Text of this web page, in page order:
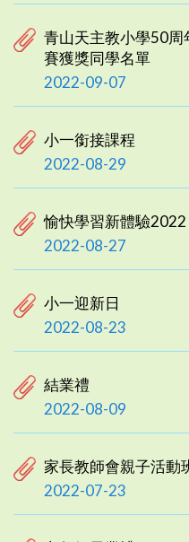
青山天主教小學50
賽獲獎同學名單
2022-09-07
小一銜接課程
2022-08-29
愉快學習新體驗2022
2022-08-27
小一迎新日
2022-08-23
結業禮
2022-08-09
家長教師會親子活動
2022-07-23